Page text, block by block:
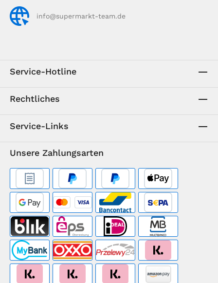
info@supermarkt-team.de
Service-Hotline
Rechtliches
Service-Links
Unsere Zahlungsarten